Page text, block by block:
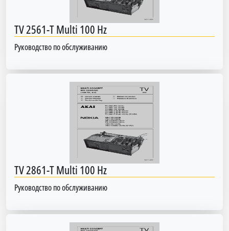
TV 2561-T Multi 100 Hz
Руководство по обслуживанию
TV 2861-T Multi 100 Hz
Руководство по обслуживанию